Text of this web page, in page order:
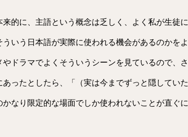
的に、主語という概念は乏しく、よく私が生徒
いう日本語が実際に使われる機会があるのかを
ドラマでよくそういうシーンを見ているので、
ったとしたら、「（実は今までずっと隠してい
なり限定的な場面でしか使われないことが直ぐ